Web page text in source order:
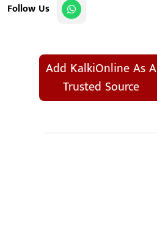
Follow Us
Add KalkiOnline As A
Trusted Source